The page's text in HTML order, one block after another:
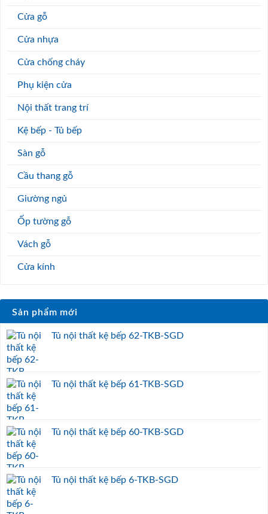
Cửa gỗ
Cửa nhựa
Cửa chống cháy
Phụ kiện cửa
Nội thất trang trí
Kệ bếp - Tủ bếp
Sàn gỗ
Cầu thang gỗ
Giường ngủ
Ốp tường gỗ
Vách gỗ
Cửa kính
Sản phẩm mới
Tủ nội thất kệ bếp 62-TKB-SGD
Tủ nội thất kệ bếp 61-TKB-SGD
Tủ nội thất kệ bếp 60-TKB-SGD
Tủ nội thất kệ bếp 6-TKB-SGD